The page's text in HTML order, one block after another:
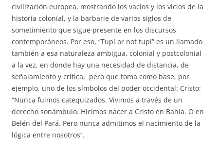
civilización europea, mostrando los vacíos y los vicios de la
historia colonial, y la barbarie de varios siglos de
sometimiento que sigue presente en los discursos
contemporáneos. Por eso, “Tupí or not tupí” es un llamado
también a esa naturaleza ambigua, colonial y postcolonial
a la vez, en donde hay una necesidad de distancia, de
señalamiento y crítica, pero que toma como base, por
ejemplo, uno de los símbolos del poder occidental: Cristo:
“Nunca fuimos catequizados. Vivimos a través de un
derecho sonámbulo. Hicimos nacer a Cristo en Bahía. O en
Belén del Pará. Pero nunca admitimos el nacimiento de la
lógica entre nosotros”.